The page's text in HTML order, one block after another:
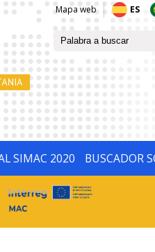
Mapa web ES
SIMAC 2020 BUSCADOR